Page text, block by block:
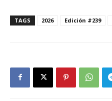
TAGS 2026 Edición #239